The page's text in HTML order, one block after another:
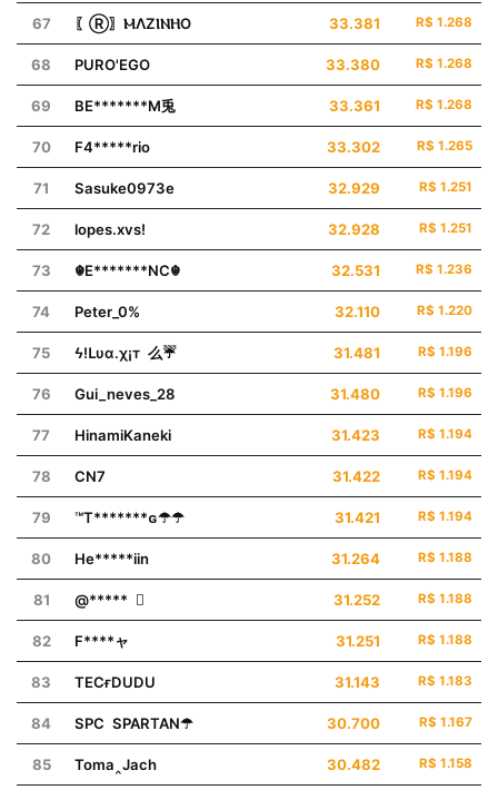
67 〖Ⓡ〗ⲘΛΖⲒⲚⲎΟ 33.381 R$ 1.268
68 PURO'EGO 33.380 R$ 1.268
69 BE*******Mㅤ兎 33.361 R$ 1.268
70 F4*****rio 33.302 R$ 1.265
71 Sasuke0973e 32.929 R$ 1.251
72 ㅤlopes.xvs! 32.928 R$ 1.251
73 ☬E*******NC☬ 32.531 R$ 1.236
74 Peter_0% 32.110 R$ 1.220
75 ϟ!Ⳑυα.χ¡т 么☔ 31.481 R$ 1.196
76 Gui_neves_28 31.480 R$ 1.196
77 HinamiKaneki 31.423 R$ 1.194
78 ㅤㅤㅤㅤㅤㅤㅤㅤCN7 31.422 R$ 1.194
79 ™T*******ɢ☂☂ 31.421 R$ 1.194
80 He*****iin 31.264 R$ 1.188
81 @*****  31.252 R$ 1.188
82 F****ㅤャ 31.251 R$ 1.188
83 TECғㅤDUDU 31.143 R$ 1.183
84 SPC SPARTAN☂ 30.700 R$ 1.167
85 Toma‸⁠Jach 30.482 R$ 1.158